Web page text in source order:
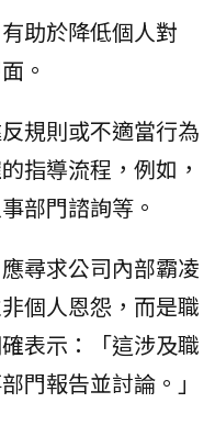
助於降低個人對
。
規則或不適當行為
指導流程，例如，
部門諮詢等。
尋求公司內部霸凌
個人恩怨，而是職
表示：「這涉及職
門報告並討論。」